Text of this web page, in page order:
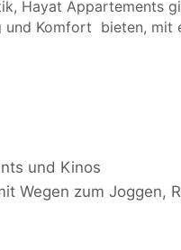
Hayat Appartements
und Komfort bieten, mit
und Kinos
Wegen zum Joggen,